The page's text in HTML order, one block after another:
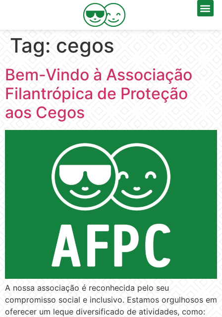
Tag: cegos
Bem-Vindo à Associação
Filantrópica de Proteção
aos Cegos
A nossa associação é reconhecida pelo seu
compromisso social e inclusivo. Estamos orgulhosos em
oferecer um leque diversificado de atividades, como: